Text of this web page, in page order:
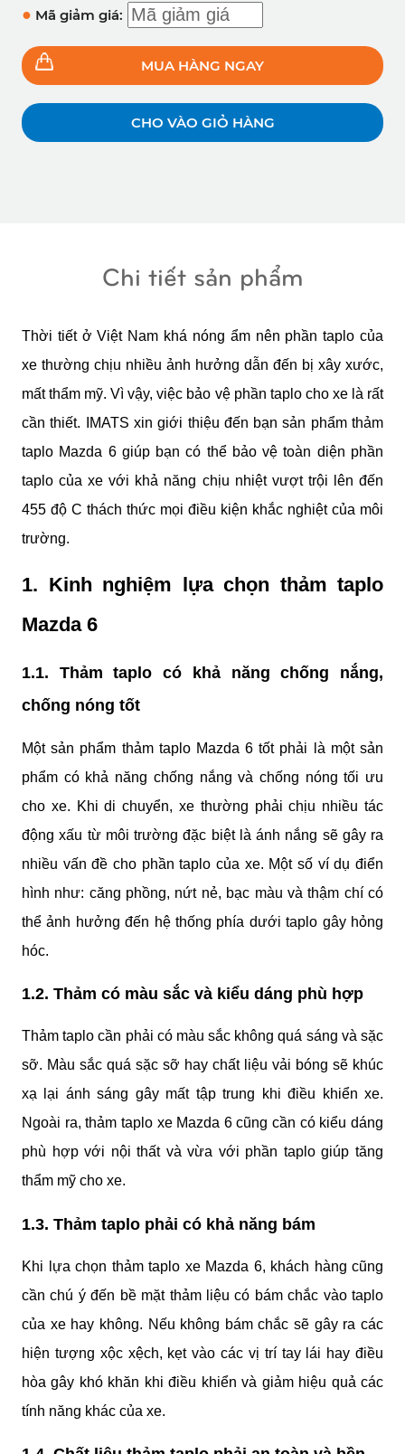
● Mã giảm giá:
MUA HÀNG NGAY
CHO VÀO GIỎ HÀNG
Chi tiết sản phẩm
Thời tiết ở Việt Nam khá nóng ẩm nên phần taplo của
xe thường chịu nhiều ảnh hưởng dẫn đến bị xây xước,
mất thẩm mỹ. Vì vậy, việc bảo vệ phần taplo cho xe là rất
cần thiết. IMATS xin giới thiệu đến bạn sản phẩm thảm
taplo Mazda 6 giúp bạn có thể bảo vệ toàn diện phần
taplo của xe với khả năng chịu nhiệt vượt trội lên đến
455 độ C thách thức mọi điều kiện khắc nghiệt của môi
trường.
1. Kinh nghiệm lựa chọn thảm taplo
Mazda 6
1.1. Thảm taplo có khả năng chống nắng,
chống nóng tốt
Một sản phẩm thảm taplo Mazda 6 tốt phải là một sản
phẩm có khả năng chống nắng và chống nóng tối ưu
cho xe. Khi di chuyển, xe thường phải chịu nhiều tác
động xấu từ môi trường đặc biệt là ánh nắng sẽ gây ra
nhiều vấn đề cho phần taplo của xe. Một số ví dụ điển
hình như: căng phồng, nứt nẻ, bạc màu và thậm chí có
thể ảnh hưởng đến hệ thống phía dưới taplo gây hỏng
hóc.
1.2. Thảm có màu sắc và kiểu dáng phù hợp
Thảm taplo cần phải có màu sắc không quá sáng và sặc
sỡ. Màu sắc quá sặc sỡ hay chất liệu vải bóng sẽ khúc
xạ lại ánh sáng gây mất tập trung khi điều khiển xe.
Ngoài ra, thảm taplo xe Mazda 6 cũng cần có kiểu dáng
phù hợp với nội thất và vừa với phần taplo giúp tăng
thẩm mỹ cho xe.
1.3. Thảm taplo phải có khả năng bám
Khi lựa chọn thảm taplo xe Mazda 6, khách hàng cũng
cần chú ý đến bề mặt thảm liệu có bám chắc vào taplo
của xe hay không. Nếu không bám chắc sẽ gây ra các
hiện tượng xộc xệch, kẹt vào các vị trí tay lái hay điều
hòa gây khó khăn khi điều khiển và giảm hiệu quả các
tính năng khác của xe.